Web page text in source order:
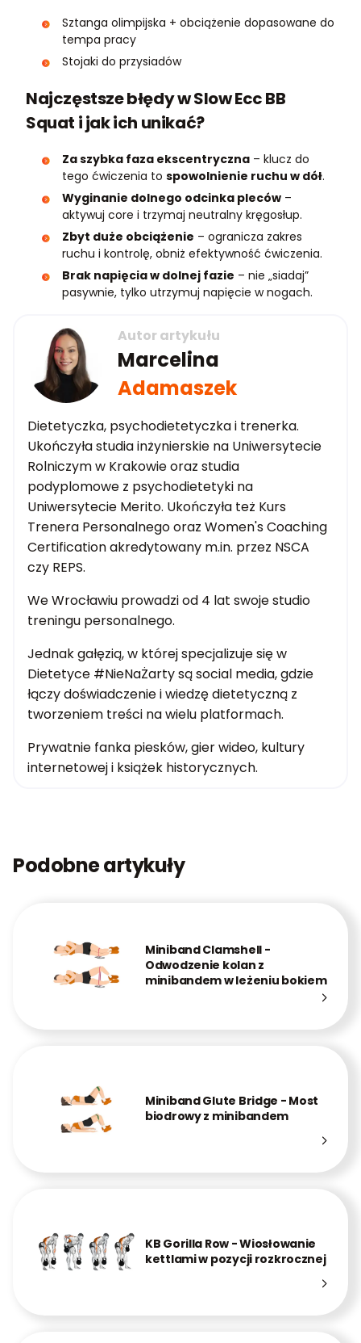
Sztanga olimpijska + obciążenie dopasowane do
tempa pracy
Stojaki do przysiadów
Najczęstsze błędy w Slow Ecc BB
Squat i jak ich unikać?
Za szybka faza ekscentryczna – klucz do
tego ćwiczenia to spowolnienie ruchu w dół.
Wyginanie dolnego odcinka pleców –
aktywuj core i trzymaj neutralny kręgosłup.
Zbyt duże obciążenie – ogranicza zakres
ruchu i kontrolę, obniż efektywność ćwiczenia.
Brak napięcia w dolnej fazie – nie „siadaj”
pasywnie, tylko utrzymuj napięcie w nogach.
Autor artykułu
Marcelina
Adamaszek
Dietetyczka, psychodietetyczka i trenerka.
Ukończyła studia inżynierskie na Uniwersytecie
Rolniczym w Krakowie oraz studia
podyplomowe z psychodietetyki na
Uniwersytecie Merito. Ukończyła też Kurs
Trenera Personalnego oraz Women's Coaching
Certification akredytowany m.in. przez NSCA
czy REPS.
We Wrocławiu prowadzi od 4 lat swoje studio
treningu personalnego.
Jednak gałęzią, w której specjalizuje się w
Dietetyce #NieNaŻarty są social media, gdzie
łączy doświadczenie i wiedzę dietetyczną z
tworzeniem treści na wielu platformach.
Prywatnie fanka piesków, gier wideo, kultury
internetowej i książek historycznych.
Podobne artykuły
Miniband Clamshell -
Odwodzenie kolan z
minibandem w leżeniu bokiem
Miniband Glute Bridge - Most
biodrowy z minibandem
KB Gorilla Row - Wiosłowanie
kettlami w pozycji rozkrocznej